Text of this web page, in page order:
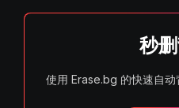
秒
使用 Erase.bg 的快速自